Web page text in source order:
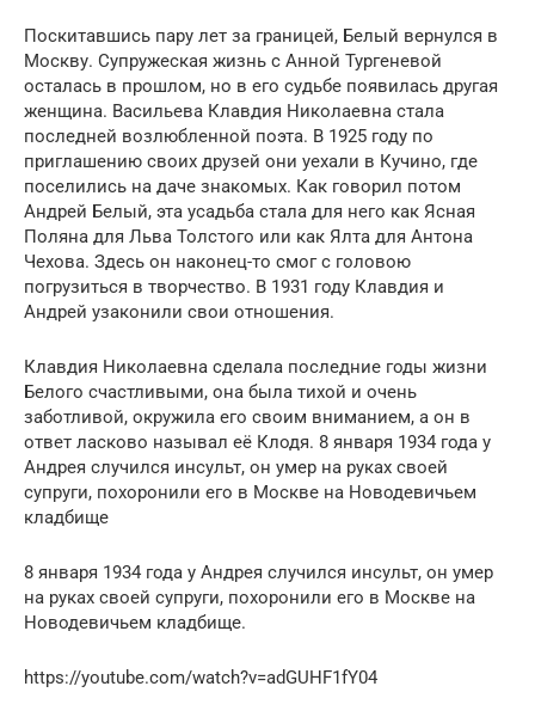
Поскитавшись пару лет за границей, Белый вернулся в
Москву. Супружеская жизнь с Анной Тургеневой
осталась в прошлом, но в его судьбе появилась другая
женщина. Васильева Клавдия Николаевна стала
последней возлюбленной поэта. В 1925 году по
приглашению своих друзей они уехали в Кучино, где
поселились на даче знакомых. Как говорил потом
Андрей Белый, эта усадьба стала для него как Ясная
Поляна для Льва Толстого или как Ялта для Антона
Чехова. Здесь он наконец-то смог с головою
погрузиться в творчество. В 1931 году Клавдия и
Андрей узаконили свои отношения.
Клавдия Николаевна сделала последние годы жизни
Белого счастливыми, она была тихой и очень
заботливой, окружила его своим вниманием, а он в
ответ ласково называл её Клодя. 8 января 1934 года у
Андрея случился инсульт, он умер на руках своей
супруги, похоронили его в Москве на Новодевичьем
кладбище
8 января 1934 года у Андрея случился инсульт, он умер
на руках своей супруги, похоронили его в Москве на
Новодевичьем кладбище.
https://youtube.com/watch?v=adGUHF1fY04